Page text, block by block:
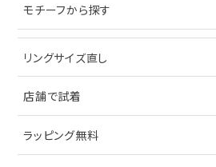
ブレスレット
ペンダントトップ
ブローチ
その他
イヤリング
ブレスレット
ペンダントトップ
ブローチ
キーケース
サングラス
シューズ
香水
オメガ
シャネル
タグホイヤー
カルティエ
ティファニー
ブルガリ
カルティエ
ウノアエレ
モチーフから探す
星
リボン
リングサイズ直し
店舗で試着
ラッピング無料